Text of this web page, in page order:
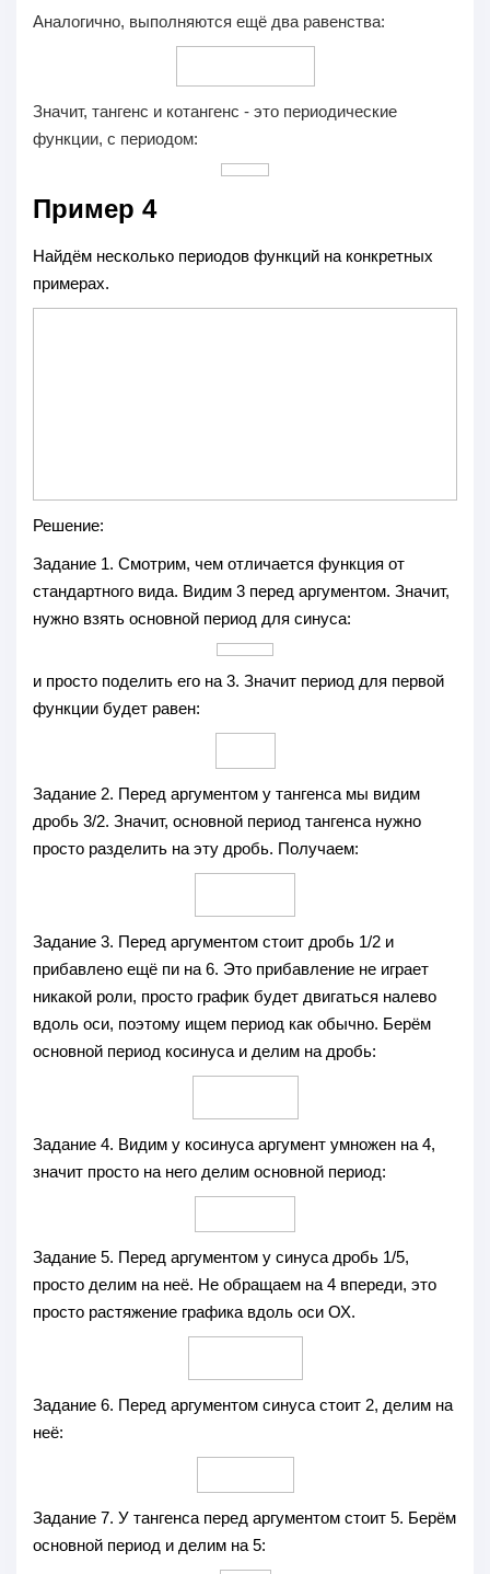
Аналогично, выполняются ещё два равенства:
Значит, тангенс и котангенс - это периодические
функции, с периодом:
Пример 4
Найдём несколько периодов функций на конкретных
примерах.
Решение:
Задание 1. Смотрим, чем отличается функция от
стандартного вида. Видим 3 перед аргументом. Значит,
нужно взять основной период для синуса:
и просто поделить его на 3. Значит период для первой
функции будет равен:
Задание 2. Перед аргументом у тангенса мы видим
дробь 3/2. Значит, основной период тангенса нужно
просто разделить на эту дробь. Получаем:
Задание 3. Перед аргументом стоит дробь 1/2 и
прибавлено ещё пи на 6. Это прибавление не играет
никакой роли, просто график будет двигаться налево
вдоль оси, поэтому ищем период как обычно. Берём
основной период косинуса и делим на дробь:
Задание 4. Видим у косинуса аргумент умножен на 4,
значит просто на него делим основной период:
Задание 5. Перед аргументом у синуса дробь 1/5,
просто делим на неё. Не обращаем на 4 впереди, это
просто растяжение графика вдоль оси ОХ.
Задание 6. Перед аргументом синуса стоит 2, делим на
неё:
Задание 7. У тангенса перед аргументом стоит 5. Берём
основной период и делим на 5: